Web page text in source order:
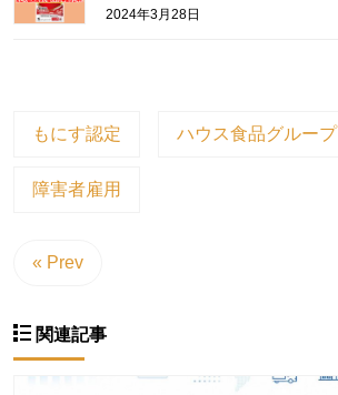
2024年3月28日
もにす認定 ハウス食品グループ
障害者雇用
« Prev
関連記事